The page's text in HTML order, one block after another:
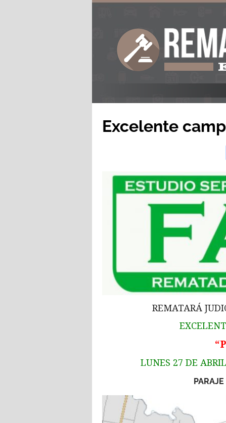
Excelente
REMATARÁ
LUNES 27 DE